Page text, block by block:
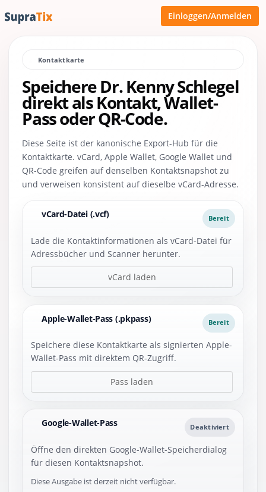
Einloggen/Anmelden
Kontaktkarte
Speichere Dr. Kenny Schlegel
direkt als Kontakt, Wallet-
Pass oder QR-Code.
Diese Seite ist der kanonische Export-Hub für die
Kontaktkarte. vCard, Apple Wallet, Google Wallet und
QR-Code greifen auf denselben Kontaktsnapshot zu
und verweisen konsistent auf dieselbe vCard-Adresse.
vCard-Datei (.vcf) Bereit
Lade die Kontaktinformationen als vCard-Datei für
Adressbücher und Scanner herunter.
vCard laden
Apple-Wallet-Pass (.pkpass) Bereit
Speichere diese Kontaktkarte als signierten Apple-
Wallet-Pass mit direktem QR-Zugriff.
Pass laden
Google-Wallet-Pass Deaktiviert
Öffne den direkten Google-Wallet-Speicherdialog
für diesen Kontaktsnapshot.
Diese Ausgabe ist derzeit nicht verfügbar.